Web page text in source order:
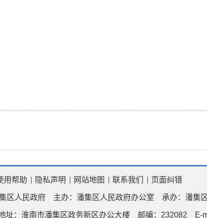
用帮助 隐私声明 网站地图 联系我们 页面纠错
区人民政府 主办：潘集区人民政府办公室 承办：潘集
址：淮南市潘集区政务新区办公大楼 邮编：232082 E-